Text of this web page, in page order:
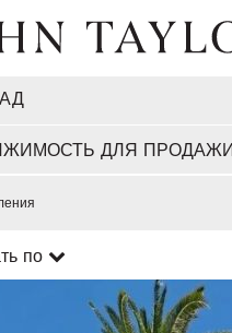
ДЛЯ ПРОДАЖИ
по